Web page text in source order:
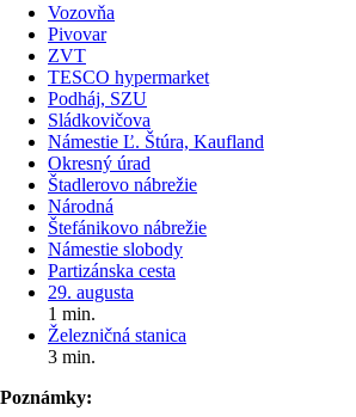
Vozovňa
Pivovar
ZVT
TESCO hypermarket
Podháj, SZU
Sládkovičova
Námestie Ľ. Štúra, Kaufland
Okresný úrad
Štadlerovo nábrežie
Národná
Štefánikovo nábrežie
Námestie slobody
Partizánska cesta
29. augusta
1 min.
Železničná stanica
3 min.
Poznámky: